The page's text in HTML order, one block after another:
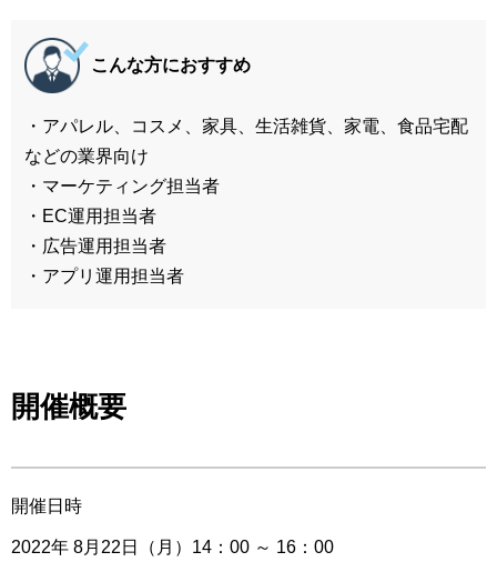
こんな方におすすめ
・アパレル、コスメ、家具、生活雑貨、家電、食品宅配
などの業界向け
・マーケティング担当者
・EC運用担当者
・広告運用担当者
・アプリ運用担当者
開催概要
開催日時
2022年 8月22日（月）14：00 ～ 16：00